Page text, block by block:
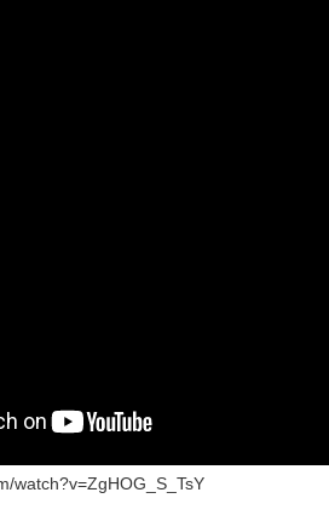
watch?v=ZgHOG_S_TsY